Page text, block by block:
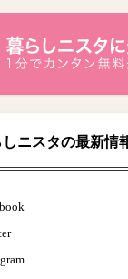
ニスタの最新情